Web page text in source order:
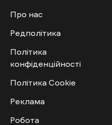
Про нас
Редполітика
Політика
конфіденційності
Політика Cookie
Реклама
Робота